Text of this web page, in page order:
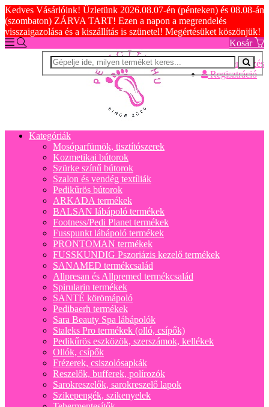
Kedves Vásárlóink! Üzletünk 2026.08.07-én (pénteken) és 08.08-án
(szombaton) ZÁRVA TART! Ezen a napon a megrendelés
visszaigazolása és a kiszállítás is szünetel! Megértésüket köszönjük!
Kosár
Bejelentkezés
Regisztráció
Kategóriák
Mosóparfümök, tisztítószerek
Kozmetikai bútorok
Szürke színű bútorok
Szalon és vendég textíliák
Pedikűrös bútorok
ARKADA termékek
BALSAN lábápoló termékek
Footness/Pedi Planet termékek
Fusspunkt lábápoló termékek
PRONTOMAN termékek
FUSSKUNDIG Pszoriázis kezelő termékek
SANAMED termékcsalád
Allpresan és Allpremed termékcsalád
Spirularin termékek
SANTÉ körömápoló
Pedibaerh termékek
Sara Beauty Spa lábápolók
Staleks Pro termékek (olló, csípők)
Pedikűrös eszközök, szerszámok, kellékek
Ollók, csípők
Frézerek, csiszolósapkák
Reszelők, bufferek, polírozók
Sarokreszelők, sarokreszelő lapok
Szikepengék, szikenyelek